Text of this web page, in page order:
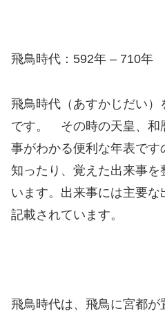
飛鳥時代：592年 – 710年
飛鳥時代（あすかじだい
です。 その時の天皇、和
事がわかる便利な年表です
知ったり、覚えた出来事
います。出来事には主要
記載されています。
飛鳥時代は、飛鳥に宮都